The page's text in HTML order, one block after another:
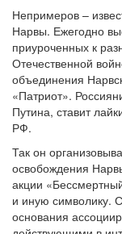
Непримеров –
Нарвы. Ежегодно
приуроченных к
Отечественной
объединения
«Патриот».
Путина, ставит
РФ.
Так он
освобождения
акции
и иную символику.
основания